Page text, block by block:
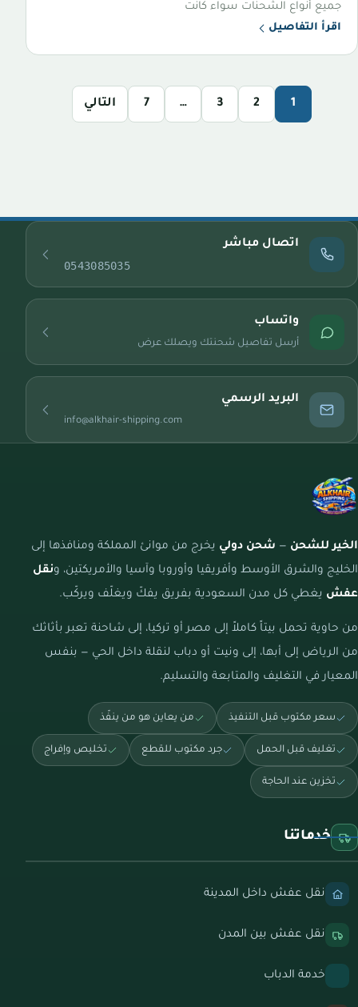
جميع أنواع الشحنات سواء كانت
اقرأ التفاصيل
1
2
3
…
7 التالي
اتصال مباشر
0543085035
واتساب
أرسل تفاصيل شحنتك ويصلك عرض
البريد الرسمي
info@alkhair-shipping.com
الخير للشحن — شحن دولي يخرج من موانئ المملكة ومنافذها إلى
الخليج والشرق الأوسط وأفريقيا وأوروبا وآسيا والأمريكتين، ونقل
عفش يغطي كل مدن السعودية بفريق يفكّ ويغلّف ويركّب.
من حاوية تحمل بيتاً كاملاً إلى مصر أو تركيا، إلى شاحنة تعبر بأثاثك
من الرياض إلى أبها، إلى ونيت أو دباب لنقلة داخل الحي — بنفس
المعيار في التغليف والمتابعة والتسليم.
سعر مكتوب قبل التنفيذ من يعاين هو من ينفّذ
تغليف قبل الحمل جرد مكتوب للقطع تخليص وإفراج
تخزين عند الحاجة
خدماتنا
نقل عفش داخل المدينة
نقل عفش بين المدن
خدمة الدباب